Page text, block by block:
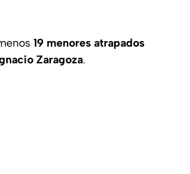
19 menores atrapados
Zaragoza.